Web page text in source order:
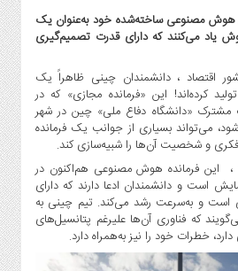
هوش مصنوعی ساخته‌شده خود به‌عنوان یک
یاد می‌کنند که دارای قدرت تصمیم‌گیری
اقتصاد ، دانشمندان چینی ظاهراً یک
کرده‌اند! این «فرمانده مجازی» که در
مشترک «دانشگاه دفاع ملی» چین در شهر
می‌تواند بسیاری از جوانب یک فرمانده
فکری و شخصیت آن‌ها را شبیه‌سازی کند.
این فرمانده هوش مصنوعی هم‌اکنون در
است و دانشمندان ادعا دارند که دارای
است و به‌سرعت رشد می‌کند. تیم چینی به
که فناوری آن‌ها علیرغم پتانسیل‌های
خطرات خود را نیز به‌همراه دارد.